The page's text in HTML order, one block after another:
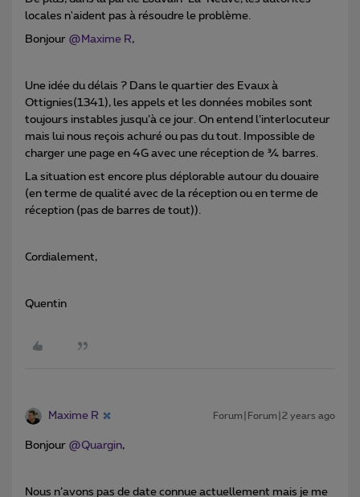
locales n'aident pas à résoudre le problème.
Bonjour @Maxime R,
Une idée du délais ? Dans le quartier des Evaux à
Ottignies(1341), les appels et les données mobiles sont
toujours instables jusqu’à ce jour. On entend l’interlocuteur
mais lui nous reçois achuré ou pas du tout. Impossible de
charger une page en 4G avec une réception de ¾ barres.
La situation est encore plus déplorable autour du douaire
(en terme de qualité avec de la réception ou en terme de
réception (pas de barres de tout)).
Cordialement,
Quentin
Maxime R Forum|Forum|2 years ago
Bonjour @Quargin,
Nous n’avons pas de date connue actuellement mais je me